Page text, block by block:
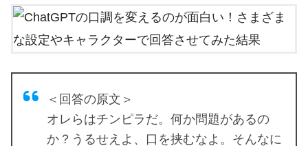
＜回答の原文＞
オレらはチンピラだ。何か問題があるの
か？うるせえよ、口を挟むなよ。そんなに